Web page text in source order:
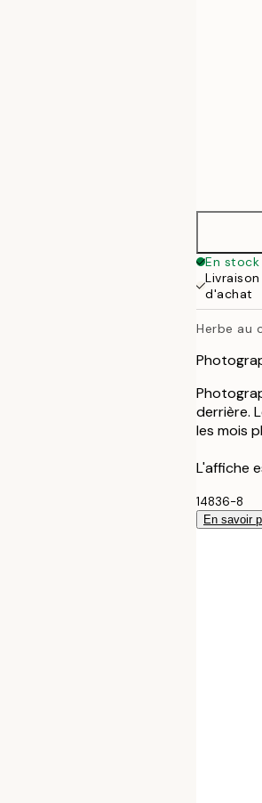
En stock
d'achat
Herbe au
derrière.
les mois
L'affiche
14836-8
En savoir